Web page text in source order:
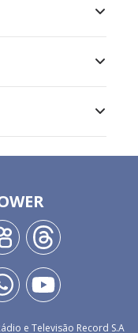
e Televisão Record S.A